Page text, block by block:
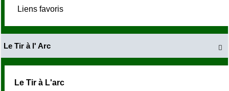
Liens favoris

Le Tir à l' Arc
Le Tir à L'arc